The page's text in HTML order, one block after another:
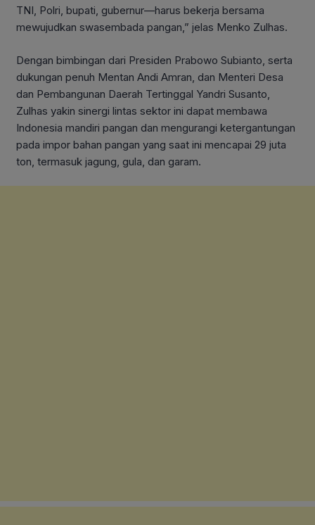
TNI, Polri, bupati, gubernur—harus bekerja bersama
mewujudkan swasembada pangan,” jelas Menko Zulhas.
Dengan bimbingan dari Presiden Prabowo Subianto, serta
dukungan penuh Mentan Andi Amran, dan Menteri Desa
dan Pembangunan Daerah Tertinggal Yandri Susanto,
Zulhas yakin sinergi lintas sektor ini dapat membawa
Indonesia mandiri pangan dan mengurangi ketergantungan
pada impor bahan pangan yang saat ini mencapai 29 juta
ton, termasuk jagung, gula, dan garam.